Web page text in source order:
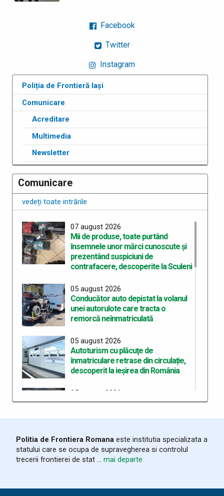
Facebook
Twitter
Instagram
Poliția de Frontieră Iași
Comunicare
Acreditare
Multimedia
Newsletter
Comunicare
vedeți toate intrările
07 august 2026
Mii de produse, toate purtând
însemnele unor mărci cunoscute şi
prezentând suspiciuni de
contrafacere, descoperite la Sculeni
05 august 2026
Conducător auto depistat la volanul
unei autorulote care tracta o
remorcă neînmatriculată
05 august 2026
Autoturism cu plăcuţe de
înmatriculare retrase din circulație,
descoperit la ieșirea din România
05 august 2026
Bunuri accizabile descoperite și
03 august 2026
România și Republica Moldova
consolidează cooperarea pentru
Politia de Frontiera Romana este institutia specializata a
statului care se ocupa de supravegherea si controlul
trecerii frontierei de stat ... mai departe